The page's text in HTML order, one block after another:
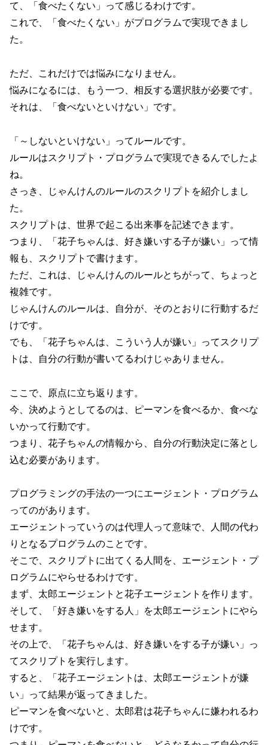
て、「食べたくない」って感じるわけです。
これで、「食べたくない」がプログラムで実現できまし
た。
ただ、これだけでは悩みになりません。
悩みになるには、もう一つ、相反する選択肢が必要です。
それは、「食べないといけない」です。
「～しないといけない」ってルールです。
ルールはスクリプト・プログラムで実現できるんでしたよ
ね。
さっき、じゃんけんのルールのスクリプトを紹介しまし
た。
スクリプトは、世界で起こる出来事を記述できます。
つまり、「花子ちゃんは、好き嫌いする子が嫌い」って情
報も、スクリプトで書けます。
ただ、これは、じゃんけんのルールとちがって、ちょっと
複雑です。
じゃんけんのルールは、自分が、そのとおりに行動するだ
けです。
でも、「花子ちゃんは、こういう人が嫌い」ってスクリプ
トは、自分の行動が書いてるわけじゃありません。
ここで、原点に立ち返ります。
今、決めようとしてるのは、ピーマンを食べるか、食べな
いかって行動です。
つまり、花子ちゃんの情報から、自分の行動決定に落とし
込む必要があります。
プログラミングの手法の一つにエージェント・プログラム
ってのがあります。
エージェントっていうのは代理人って意味で、人間の代わ
りとなるプログラムのことです。
そこで、スクリプトに出てくる人間を、エージェント・プ
ログラムにやらせるわけです。
まず、太郎エージェントと花子エージェントを作ります。
そして、「好き嫌いをする人」を太郎エージェントにやら
せます。
その上で、「花子ちゃんは、好き嫌いをする子が嫌い」っ
てスクリプトを実行します。
すると、「花子エージェントは、太郎エージェントが嫌
い」って結果が返ってきました。
ピーマンを食べないと、太郎君は花子ちゃんに嫌われるわ
けです。